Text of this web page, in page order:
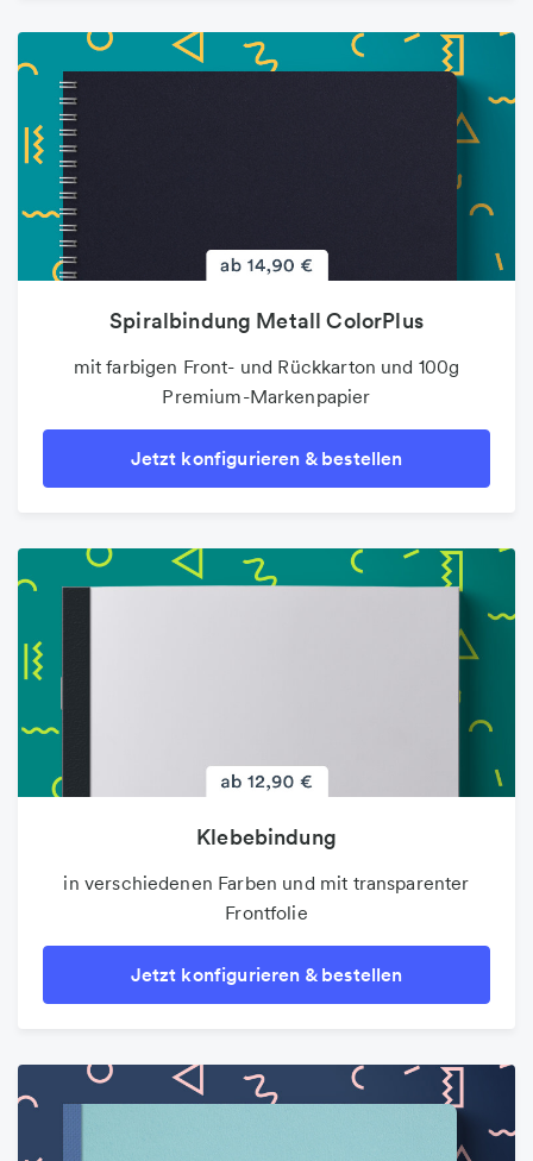
Spiralbindung Metall ColorPlus
mit farbigen Front- und Rückkarton und 100g
Premium-Markenpapier
Jetzt konfigurieren & bestellen
Klebebindung
in verschiedenen Farben und mit transparenter
Frontfolie
Jetzt konfigurieren & bestellen